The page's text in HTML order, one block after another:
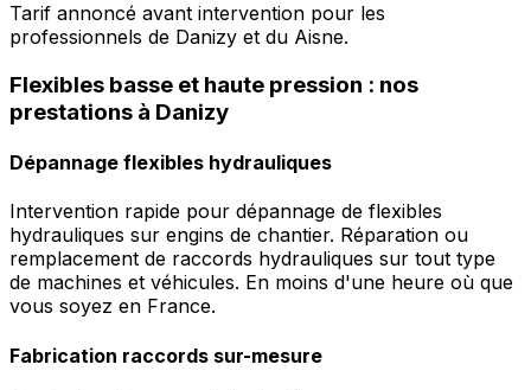
Tarif annoncé avant intervention pour les
professionnels de Danizy et du Aisne.
Flexibles basse et haute pression : nos
prestations à Danizy
Dépannage flexibles hydrauliques
Intervention rapide pour dépannage de flexibles
hydrauliques sur engins de chantier. Réparation ou
remplacement de raccords hydrauliques sur tout type
de machines et véhicules. En moins d'une heure où que
vous soyez en France.
Fabrication raccords sur-mesure